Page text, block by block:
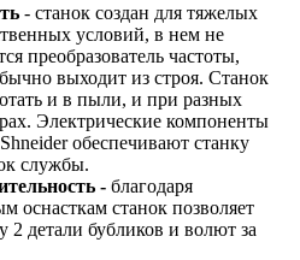
- станок создан для тяжелых
условий, в нем не
преобразователь частоты,
выходит из строя. Станок
и в пыли, и при разных
Электрические компоненты
обеспечивают станку
службы.
- благодаря
оснасткам станок позволяет
2 детали бубликов и волют за